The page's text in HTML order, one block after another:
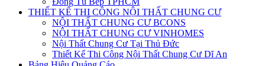
THIẾT KẾ THI CÔNG NỘI THẤT CHUNG CƯ
NỘI THẤT CHUNG CƯ BCONS
NỘI THẤT CHUNG CƯ VINHOMES
Nội Thất Chung Cư Tại Thủ Đức
Thiết Kế Thi Công Nội Thất Chung Cư Dĩ An